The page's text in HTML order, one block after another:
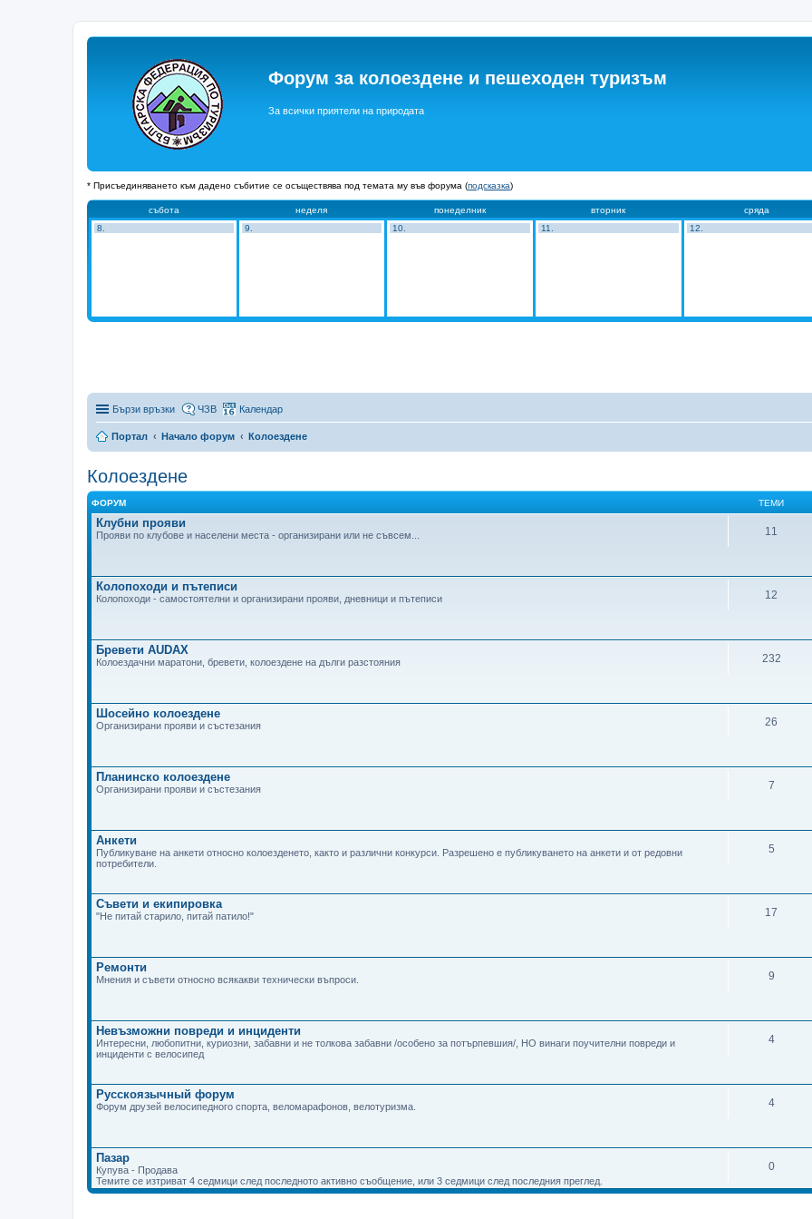
Форум за колоездене и пешеходен туризъм
За всички приятели на природата
* Присъединяването към дадено събитие се осъществява под темата му във форума (подсказка)
събота неделя понеделник вторник сряда
8.
9. 10. 11. 12.
Бързи връзки ЧЗВ Календар
Портал Начало форум Колоездене
Колоездене
ФОРУМ ТЕМИ
Клубни прояви
Прояви по клубове и населени места - организирани или не съвсем... 11
Колопоходи и пътеписи
Колопоходи - самостоятелни и организирани прояви, дневници и пътеписи 12
Бревети AUDAX
Колоездачни маратони, бревети, колоездене на дълги разстояния 232
Шосейно колоездене
Организирани прояви и състезания 26
Планинско колоездене
Организирани прояви и състезания 7
Анкети
Публикуване на анкети относно колоезденето, както и различни конкурси. Разрешено е публикуването на анкети и от редовни
потребители.
5
Съвети и екипировка
"Не питай старило, питай патило!" 17
Ремонти
Мнения и съвети относно всякакви технически въпроси. 9
Невъзможни повреди и инциденти
Интересни, любопитни, куриозни, забавни и не толкова забавни /особено за потърпевшия/, НО винаги поучителни повреди и
инциденти с велосипед
4
Русскоязычный форум
Форум друзей велосипедного спорта, веломарафонов, велотуризма. 4
Пазар
Купува - Продава
Темите се изтриват 4 седмици след последното активно съобщение, или 3 седмици след последния преглед.
0